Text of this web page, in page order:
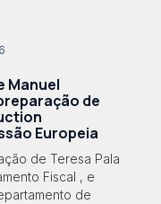
Manuel
de
Europeia
de Teresa Pala
Fiscal , e
de